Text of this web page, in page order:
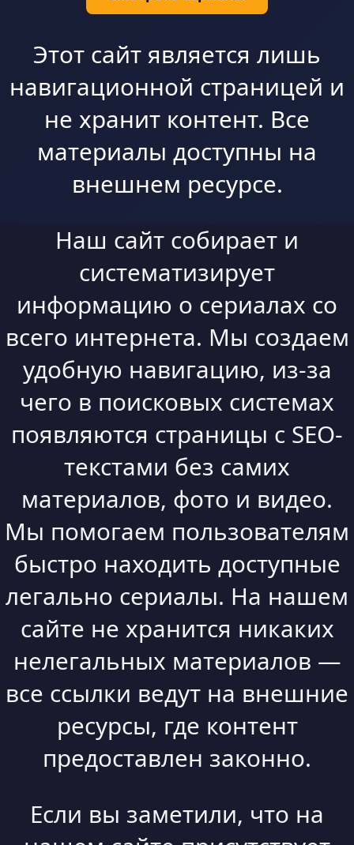
Этот сайт является лишь
навигационной страницей и
не хранит контент. Все
материалы доступны на
внешнем ресурсе.
Наш сайт собирает и
систематизирует
информацию о сериалах со
всего интернета. Мы создаем
удобную навигацию, из-за
чего в поисковых системах
появляются страницы с SEO-
текстами без самих
материалов, фото и видео.
Мы помогаем пользователям
быстро находить доступные
легально сериалы. На нашем
сайте не хранится никаких
нелегальных материалов —
все ссылки ведут на внешние
ресурсы, где контент
предоставлен законно.
Если вы заметили, что на